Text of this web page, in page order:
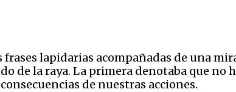
frases lapidarias acompañadas de una
de la raya. La primera denotaba que no
de nuestras acciones.